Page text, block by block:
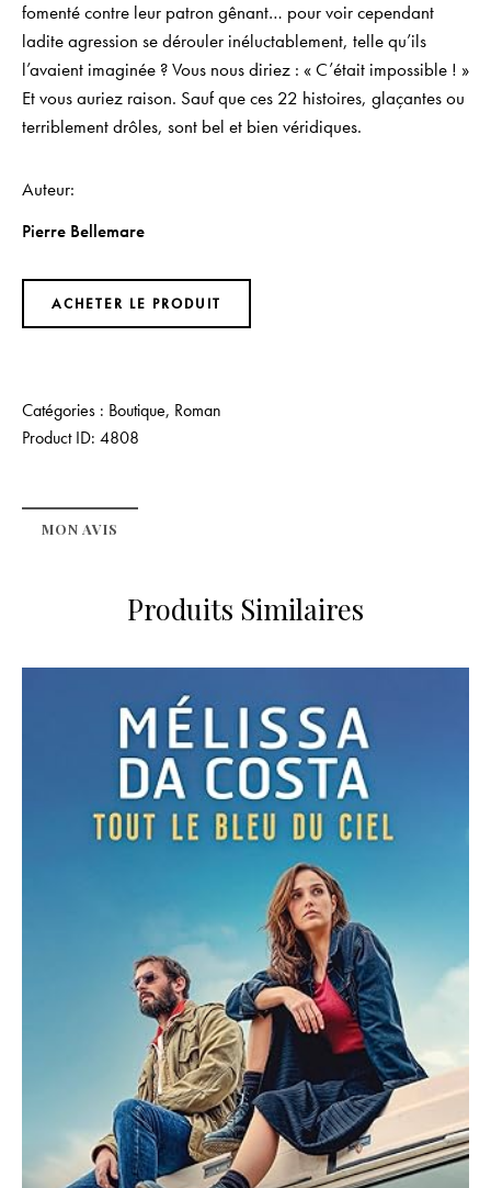
fomenté contre leur patron gênant… pour voir cependant
ladite agression se dérouler inéluctablement, telle qu’ils
l’avaient imaginée ? Vous nous diriez : « C’était impossible ! »
Et vous auriez raison. Sauf que ces 22 histoires, glaçantes ou
terriblement drôles, sont bel et bien véridiques.
Auteur
Pierre Bellemare
ACHETER LE PRODUIT
Catégories : Boutique, Roman
Product ID: 4808
MON AVIS
Produits Similaires